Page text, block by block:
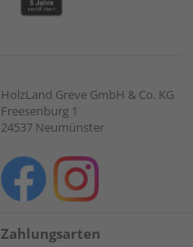
HolzLand Greve GmbH & Co. KG
Freesenburg 1
24537 Neumünster
Zahlungsarten